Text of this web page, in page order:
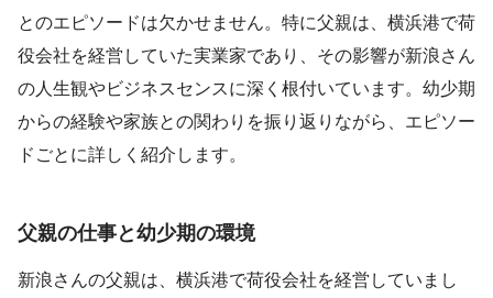
とのエピソードは欠かせません。特に父親は、横浜港で荷
役会社を経営していた実業家であり、その影響が新浪さん
の人生観やビジネスセンスに深く根付いています。幼少期
からの経験や家族との関わりを振り返りながら、エピソー
ドごとに詳しく紹介します。
父親の仕事と幼少期の環境
新浪さんの父親は、横浜港で荷役会社を経営していまし